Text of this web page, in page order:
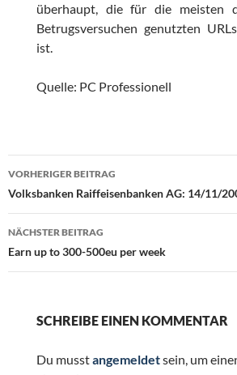
überhaupt, die für die meisten
Betrugsversuchen genutzten
ist.
Quelle: PC Professionell
Beitragsnavigation
VORHERIGER BEITRAG
Volksbanken Raiffeisenbanken AG: 14/11/
NÄCHSTER BEITRAG
Earn up to 300-500eu per week
SCHREIBE EINEN KOMMENTAR
Du musstangemeldetsein, um